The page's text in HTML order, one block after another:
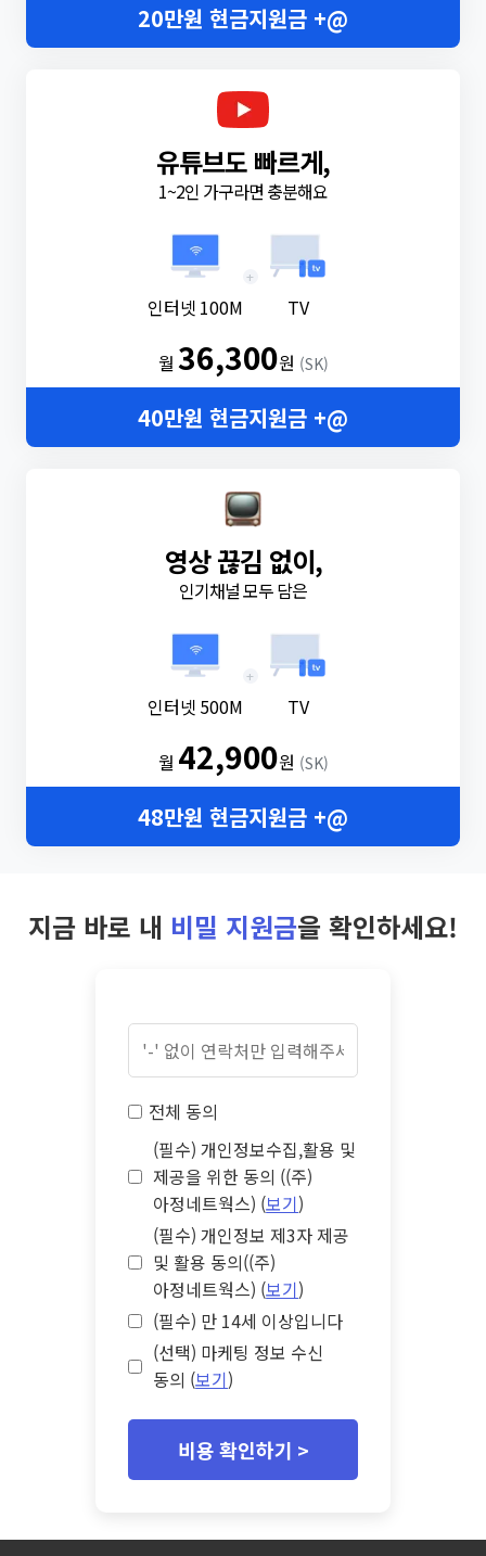
20만원 현금지원금 +@
유튜브도 빠르게,
1~2인 가구라면 충분해요
인터넷 100M
+
TV
월36,300원 (SK)
40만원 현금지원금 +@
영상 끊김 없이,
인기채널 모두 담은
인터넷 500M
+
TV
월 42,900원 (SK)
48만원 현금지원금 +@
지금 바로 내 비밀 지원금을 확인하세요!
전체 동의
(필수) 개인정보수집,활용 및
제공을 위한 동의 ((주)
아정네트웍스) (보기)
(필수) 개인정보 제3자 제공
및 활용 동의((주)
아정네트웍스) (보기)
(필수) 만 14세 이상입니다
(선택) 마케팅 정보 수신
동의 (보기)
비용 확인하기 >